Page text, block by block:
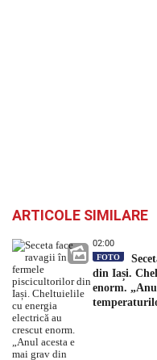
ARTICOLE SIMILARE
02:00
FOTO
din Iași.
enorm.